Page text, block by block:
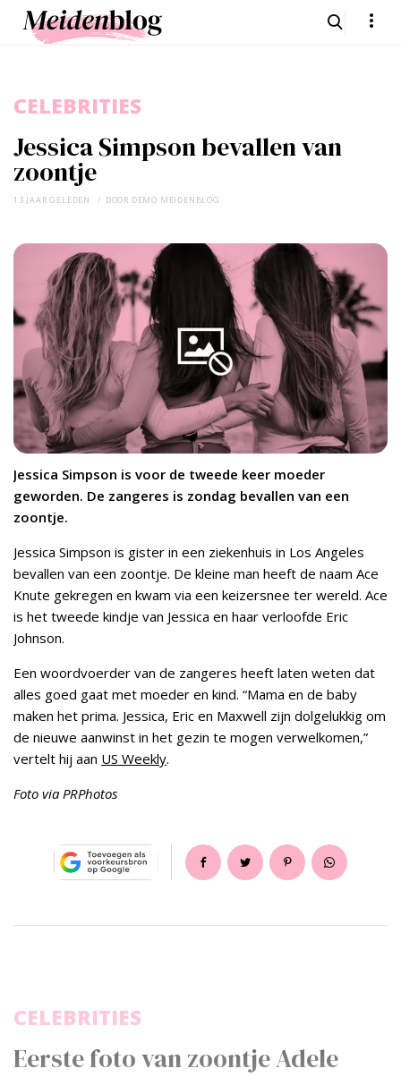
Jessica Simpson bevallen van
zoontje
CELEBRITIES
13 JAAR GELEDEN DOOR DEMO MEIDENBLOG
Jessica Simpson is voor de tweede keer moeder
geworden. De zangeres is zondag bevallen van een
zoontje.
Jessica Simpson is gister in een ziekenhuis in Los Angeles
bevallen van een zoontje. De kleine man heeft de naam Ace
Knute gekregen en kwam via een keizersnee ter wereld. Ace
is het tweede kindje van Jessica en haar verloofde Eric
Johnson.
Een woordvoerder van de zangeres heeft laten weten dat
alles goed gaat met moeder en kind. “Mama en de baby
maken het prima. Jessica, Eric en Maxwell zijn dolgelukkig om
de nieuwe aanwinst in het gezin te mogen verwelkomen,”
vertelt hij aan US Weekly.
Foto via PRPhotos
Eerste foto van zoontje Adele
CELEBRITIES